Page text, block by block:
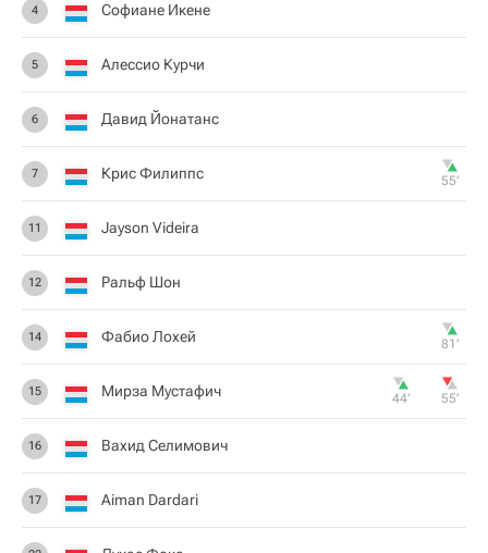
4 Софиане Икене
5 Алессио Курчи
6 Давид Йонатанс
7 Крис Филиппс 55‎’‎
11 Jayson Videira
12 Ральф Шон
14 Фабио Лохей 81‎’‎
15 Мирза Мустафич 44‎’‎ 55‎’‎
16 Вахид Селимович
17 Aiman Dardari